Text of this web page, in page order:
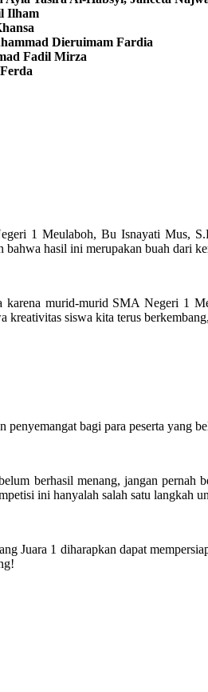
Ilham
Dieruimam Fardia
Fadil Mirza
1 Meulaboh, Bu Isnayati Mus,
bahwa hasil ini merupakan buah dari
karena murid-murid SMA Negeri 1
kreativitas siswa kita terus
penyemangat bagi para peserta yang
berhasil menang, jangan pernah
ini hanyalah salah satu langkah
Juara 1 diharapkan dapat